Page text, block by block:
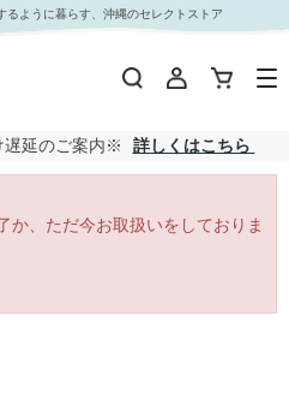
ように暮らす、沖縄のセレクトストア
遅延のご案内※ 詳しくはこちら
か、ただ今お取扱いをしておりま